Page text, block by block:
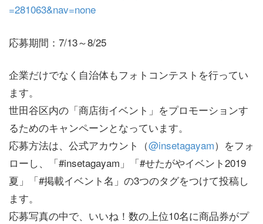
=281063&nav=none
応募期間：7/13～8/25
企業だけでなく自治体もフォトコンテストを行ってい
ます。
世田谷区内の「商店街イベント」をプロモーションす
るためのキャンペーンとなっています。
応募方法は、公式アカウント（@insetagayam）をフォ
ローし、「#insetagayam」「#せたがやイベント2019
夏」「#掲載イベント名」の3つのタグをつけて投稿し
ます。
応募写真の中で、いいね！数の上位10名に商品券がプ